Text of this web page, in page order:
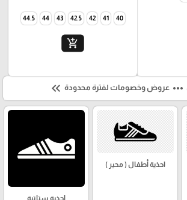
40
41
42
42.5
43
44
44.5
add_shopping_cart
more_horiz عروض وخصومات لفترة محدودة keyboard_double_arrow_left
احذية أطفال ( محير )